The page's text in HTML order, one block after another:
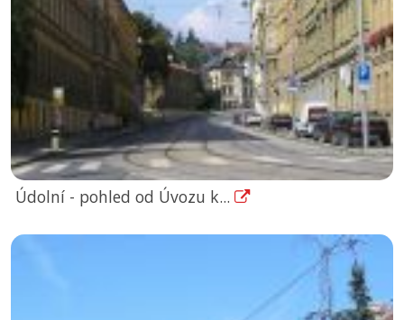
Údolní - pohled od Úvozu k...